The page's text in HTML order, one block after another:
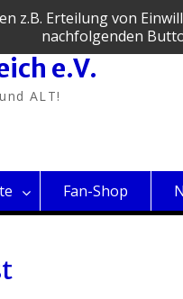
e.V.
ALT!
Fan-Shop
z.B. Erteilung von
nachfolgenden